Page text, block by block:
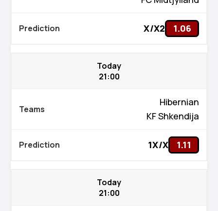
X/X2 1.06
Today
21:00
Hibernian
KF Shkendija
1X/X 1.11
Today
21:00